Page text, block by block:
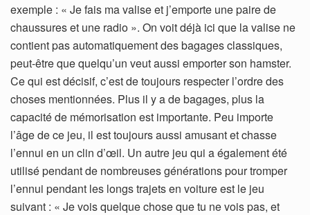
exemple : « Je fais ma valise et j’emporte une paire de
chaussures et une radio ». On voit déjà ici que la valise ne
contient pas automatiquement des bagages classiques,
peut-être que quelqu’un veut aussi emporter son hamster.
Ce qui est décisif, c’est de toujours respecter l’ordre des
choses mentionnées. Plus il y a de bagages, plus la
capacité de mémorisation est importante. Peu importe
l’âge de ce jeu, il est toujours aussi amusant et chasse
l’ennui en un clin d’œil. Un autre jeu qui a également été
utilisé pendant de nombreuses générations pour tromper
l’ennui pendant les longs trajets en voiture est le jeu
suivant : « Je vois quelque chose que tu ne vois pas, et